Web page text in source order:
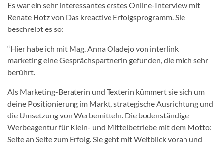
Es war ein sehr interessantes erstesOnline-Interview mit
Renate Hotz von Das kreactive Erfolgsprogramm.Sie
beschreibt es so:
“Hier habe ich mit Mag. Anna Oladejo von interlink
marketing eine Gesprächspartnerin gefunden, die mich sehr
berührt.
Als Marketing-Beraterin und Texterin kümmert sie sich um
deine Positionierung im Markt, strategische Ausrichtung und
die Umsetzung von Werbemitteln. Die bodenständige
Werbeagentur für Klein- und Mittelbetriebe mit dem Motto:
Seite an Seite zum Erfolg. Sie geht mit Weitblick voran und